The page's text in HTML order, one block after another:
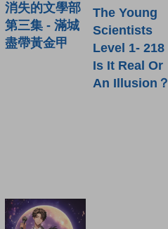
消失的文學部
第三集 - 滿城
盡帶黃金甲
The Young
Scientists
Level 1- 218
Is It Real Or
An Illusion？